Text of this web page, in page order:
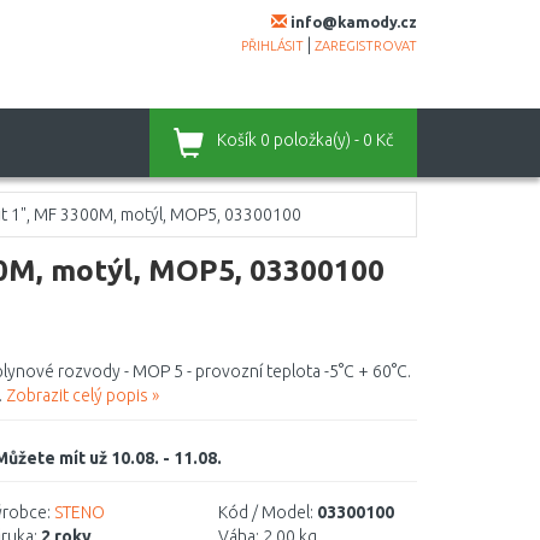
info@kamody.cz
PŘIHLÁSIT ZAREGISTROVAT
Košík 0 položka(y) - 0 Kč
MF 3300M, motýl, MOP5, 03300100
motýl, MOP5, 03300100
rozvody - MOP 5 - provozní teplota -5°C + 60°C.
Zobrazit celý popis »
mít už 10.08. - 11.08.
STENO
Kód / Model: 03300100